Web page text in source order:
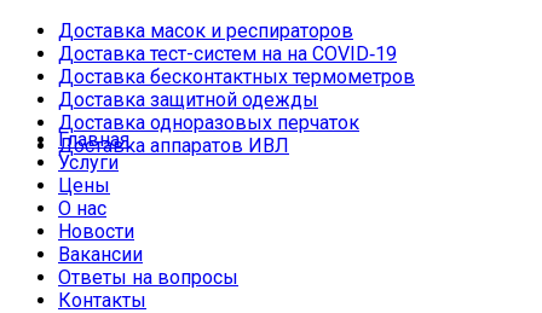
Доставка масок и респираторов
Доставка тест-систем на на COVID‑19
Доставка бесконтактных термометров
Доставка защитной одежды
Доставка одноразовых перчаток
Доставка аппаратов ИВЛ
Главная
Услуги
Цены
О нас
Новости
Вакансии
Ответы на вопросы
Контакты